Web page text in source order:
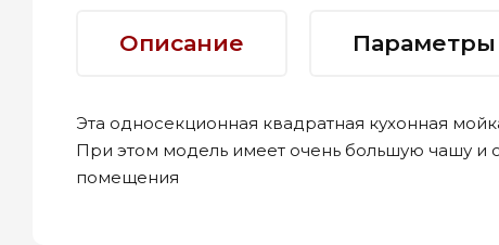
Описание Параметры
Эта односекционная квадратная кухонная
При этом модель имеет очень большую чашу и
помещения